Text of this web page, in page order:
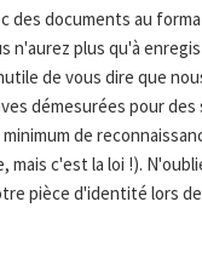
des documents au
n'aurez plus qu'à
de vous dire que
démesurées pour des
de
mais c'est la loi !).
pièce d'identité lors